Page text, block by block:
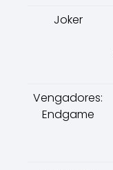
Joker
Vengadores:
Endgame